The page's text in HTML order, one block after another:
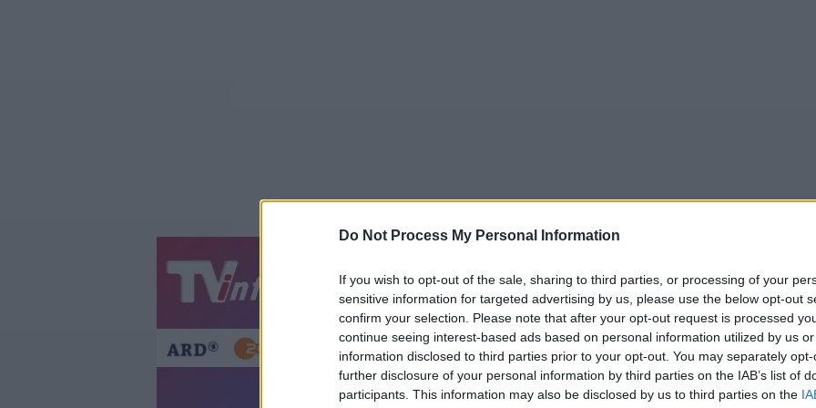
Do Not Process My Personal Information
If you wish to opt-out of the sale, sharing to third parties, or processing of your
sensitive information for targeted advertising by us, please use the below opt-out
confirm your selection. Please note that after your opt-out request is processed
continue seeing interest-based ads based on personal information utilized by us
information disclosed to third parties prior to your opt-out. You may separately
further disclosure of your personal information by third parties on the IAB’s list of
participants. This information may also be disclosed by us to third parties on the
Jetzt 20:15 Tipps Sender Merkzettel TV-Agent Fußball
Gestern Heute Sa So Mo Di Mi Do
#ehrensache - die DLRG Jugend - Rettungseinsatz für Ann-Berit - Kinder /